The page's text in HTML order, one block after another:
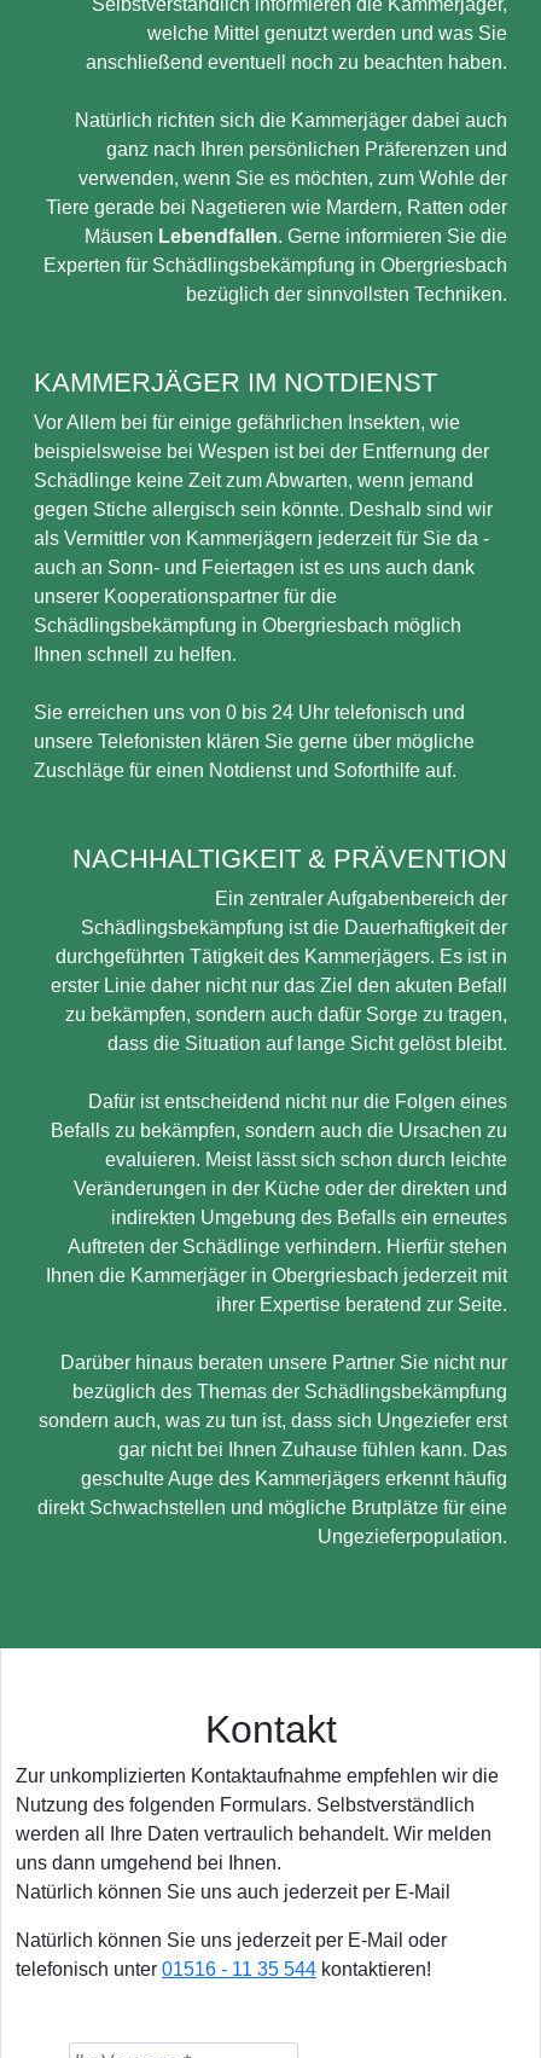
Selbstverständlich informieren die Kammerjäger,
welche Mittel genutzt werden und was Sie
anschließend eventuell noch zu beachten haben.
Natürlich richten sich die Kammerjäger dabei auch
ganz nach Ihren persönlichen Präferenzen und
verwenden, wenn Sie es möchten, zum Wohle der
Tiere gerade bei Nagetieren wie Mardern, Ratten oder
Mäusen Lebendfallen. Gerne informieren Sie die
Experten für Schädlingsbekämpfung in Obergriesbach
bezüglich der sinnvollsten Techniken.
KAMMERJÄGER IM NOTDIENST
Vor Allem bei für einige gefährlichen Insekten, wie
beispielsweise bei Wespen ist bei der Entfernung der
Schädlinge keine Zeit zum Abwarten, wenn jemand
gegen Stiche allergisch sein könnte. Deshalb sind wir
als Vermittler von Kammerjägern jederzeit für Sie da -
auch an Sonn- und Feiertagen ist es uns auch dank
unserer Kooperationspartner für die
Schädlingsbekämpfung in Obergriesbach möglich
Ihnen schnell zu helfen.
Sie erreichen uns von 0 bis 24 Uhr telefonisch und
unsere Telefonisten klären Sie gerne über mögliche
Zuschläge für einen Notdienst und Soforthilfe auf.
NACHHALTIGKEIT & PRÄVENTION
Ein zentraler Aufgabenbereich der
Schädlingsbekämpfung ist die Dauerhaftigkeit der
durchgeführten Tätigkeit des Kammerjägers. Es ist in
erster Linie daher nicht nur das Ziel den akuten Befall
zu bekämpfen, sondern auch dafür Sorge zu tragen,
dass die Situation auf lange Sicht gelöst bleibt.
Dafür ist entscheidend nicht nur die Folgen eines
Befalls zu bekämpfen, sondern auch die Ursachen zu
evaluieren. Meist lässt sich schon durch leichte
Veränderungen in der Küche oder der direkten und
indirekten Umgebung des Befalls ein erneutes
Auftreten der Schädlinge verhindern. Hierfür stehen
Ihnen die Kammerjäger in Obergriesbach jederzeit mit
ihrer Expertise beratend zur Seite.
Darüber hinaus beraten unsere Partner Sie nicht nur
bezüglich des Themas der Schädlingsbekämpfung
sondern auch, was zu tun ist, dass sich Ungeziefer erst
gar nicht bei Ihnen Zuhause fühlen kann. Das
geschulte Auge des Kammerjägers erkennt häufig
direkt Schwachstellen und mögliche Brutplätze für eine
Ungezieferpopulation.
Kontakt
Zur unkomplizierten Kontaktaufnahme empfehlen wir die
Nutzung des folgenden Formulars. Selbstverständlich
werden all Ihre Daten vertraulich behandelt. Wir melden
uns dann umgehend bei Ihnen.
Natürlich können Sie uns auch jederzeit per E-Mail
Natürlich können Sie uns jederzeit per E-Mail oder
telefonisch unter 01516 - 11 35 544 kontaktieren!